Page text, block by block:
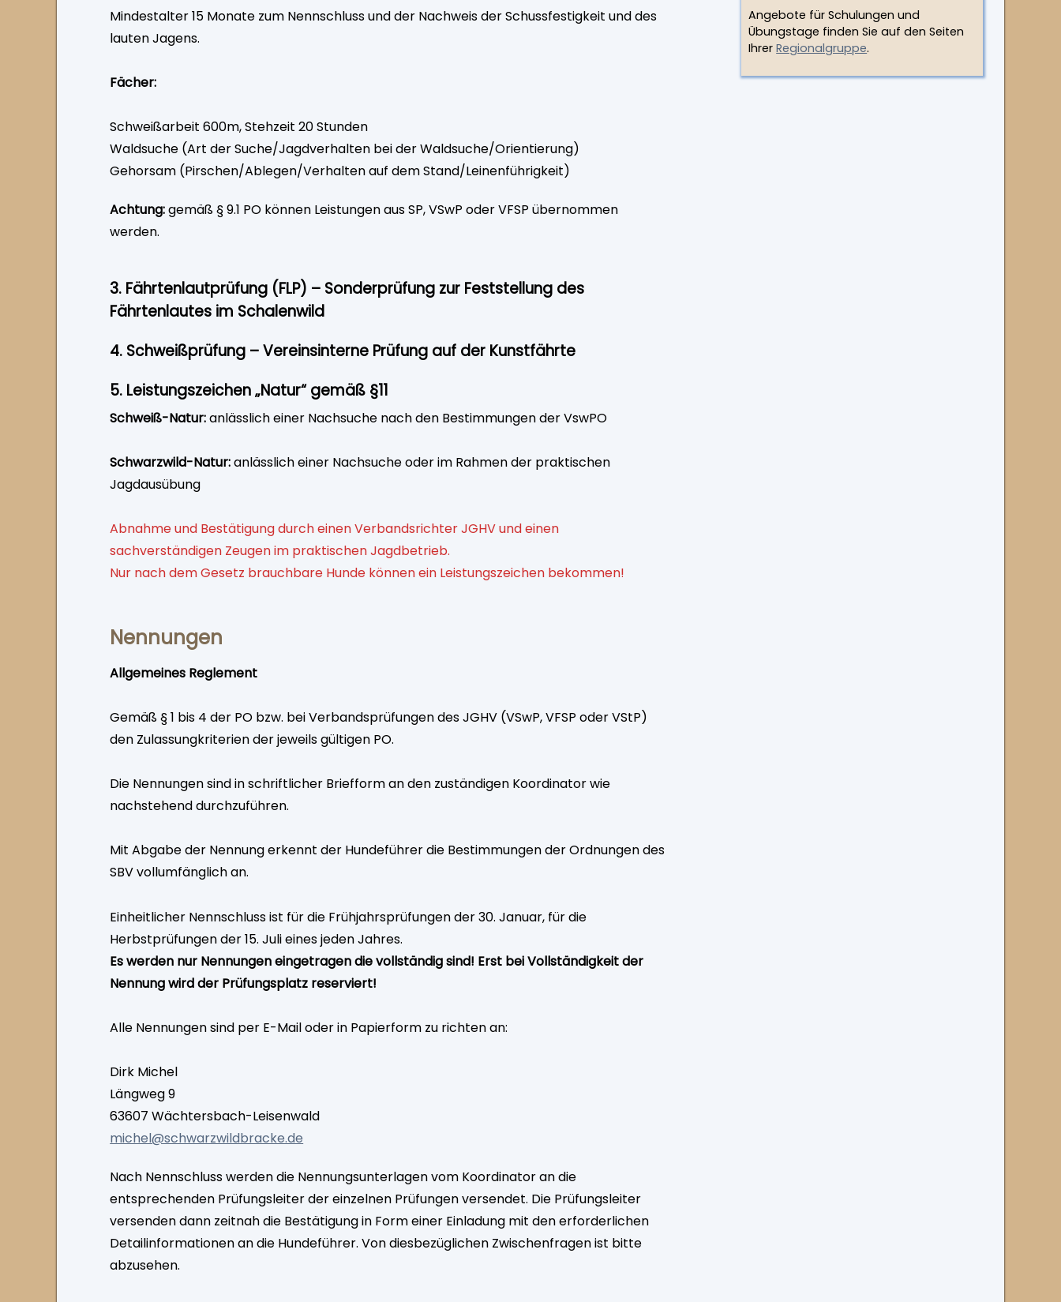
Mindestalter 15 Monate zum Nennschluss und der Nachweis der Schussfestigkeit und des
lauten Jagens.
Fächer:
Schweißarbeit 600m, Stehzeit 20 Stunden
Waldsuche (Art der Suche/Jagdverhalten bei der Waldsuche/Orientierung)
Gehorsam (Pirschen/Ablegen/Verhalten auf dem Stand/Leinenführigkeit)
Achtung:gemäß § 9.1 PO können Leistungen aus SP, VSwP oder VFSP übernommen
werden.
3. Fährtenlautprüfung (FLP) – Sonderprüfung zur Feststellung des
Fährtenlautes im Schalenwild
4. Schweißprüfung – Vereinsinterne Prüfung auf der Kunstfährte
5. Leistungszeichen „Natur“ gemäß §11
Schweiß-Natur:anlässlich einer Nachsuche nach den Bestimmungen der VswPO
Schwarzwild-Natur:anlässlich einer Nachsuche oder im Rahmen der praktischen
Jagdausübung
Abnahme und Bestätigung durch einen Verbandsrichter JGHV und einen
sachverständigen Zeugen im praktischen Jagdbetrieb.
Nur nach dem Gesetz brauchbare Hunde können ein Leistungszeichen bekommen!
Nennungen
Allgemeines Reglement
Gemäß § 1 bis 4 der PO bzw. bei Verbandsprüfungen des JGHV (VSwP, VFSP oder VStP)
den Zulassungkriterien der jeweils gültigen PO.
Die Nennungen sind in schriftlicher Briefform an den zuständigen Koordinator wie
nachstehend durchzuführen.
Mit Abgabe der Nennung erkennt der Hundeführer die Bestimmungen der Ordnungen des
SBV vollumfänglich an.
Einheitlicher Nennschluss ist für die Frühjahrsprüfungen der 30. Januar, für die
Herbstprüfungen der 15. Juli eines jeden Jahres.
Es werden nur Nennungen eingetragen die vollständig sind! Erst bei Vollständigkeit der
Nennung wird der Prüfungsplatz reserviert!
Alle Nennungen sind per E-Mail oder in Papierform zu richten an:
Dirk Michel
Längweg 9
63607 Wächtersbach-Leisenwald
michel@schwarzwildbracke.de
Nach Nennschluss werden die Nennungsunterlagen vom Koordinator an die
entsprechenden Prüfungsleiter der einzelnen Prüfungen versendet. Die Prüfungsleiter
versenden dann zeitnah die Bestätigung in Form einer Einladung mit den erforderlichen
Detailinformationen an die Hundeführer. Von diesbezüglichen Zwischenfragen ist bitte
abzusehen.
Angebote für Schulungen und
Übungstage finden Sie auf den Seiten
IhrerRegionalgruppe.